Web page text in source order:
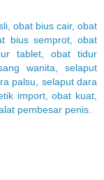
obat bius cair, obat
bius semprot, obat
tablet, obat tidur
wanita, selaput
palsu, selaput dara
import, obat kuat,
pembesar penis.